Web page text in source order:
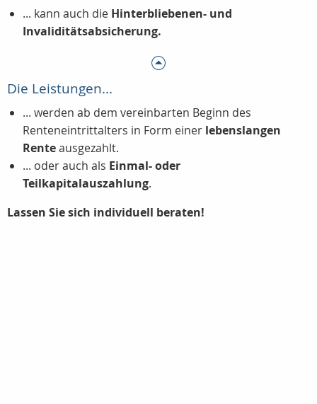
... kann auch die Hinterbliebenen- und
Invaliditätsabsicherung.
Die Leistungen...
... werden ab dem vereinbarten Beginn des
Renteneintrittalters in Form einer lebenslangen
Renteausgezahlt.
... oder auch als Einmal- oder
Teilkapitalauszahlung.
Lassen Sie sich individuell beraten!